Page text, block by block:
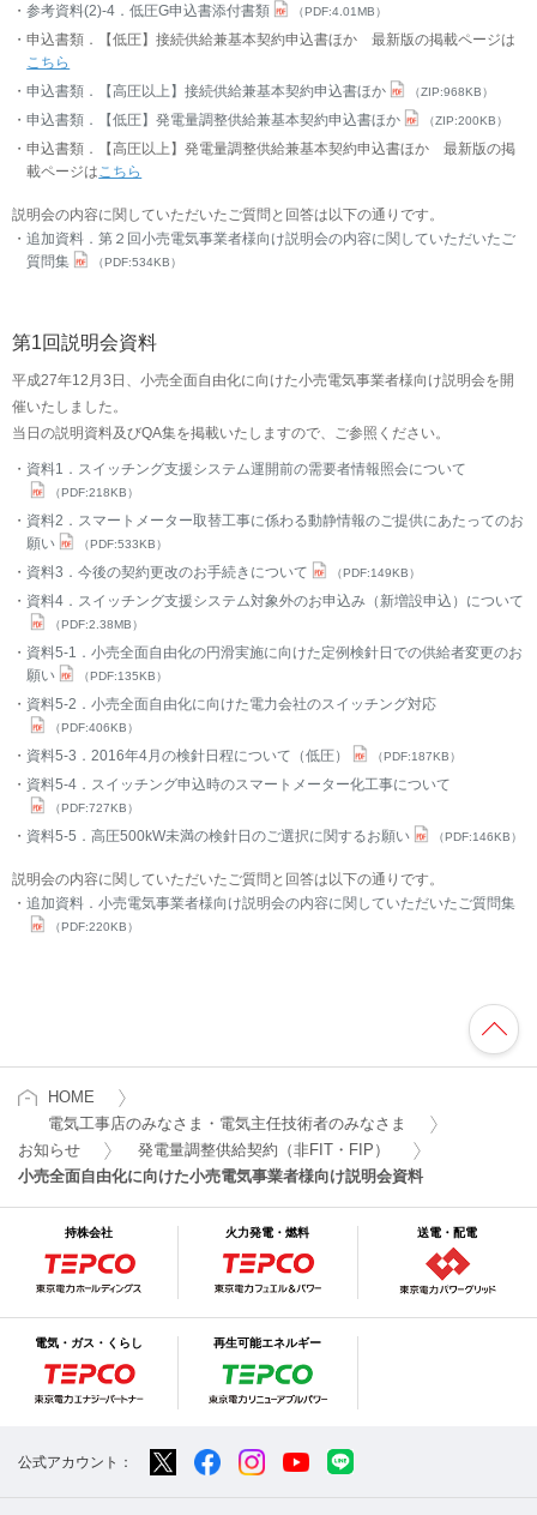
参考資料(2)-4．低圧G申込書添付書類 （PDF:4.01MB）
申込書類．【低圧】接続供給兼基本契約申込書ほか 最新版の掲載ページは
こちら
申込書類．【高圧以上】接続供給兼基本契約申込書ほか
（ZIP:968KB）
申込書類．【低圧】発電量調整供給兼基本契約申込書ほか （ZIP:200KB）
申込書類．【高圧以上】発電量調整供給兼基本契約申込書ほか 最新版の掲
載ページはこちら
説明会の内容に関していただいたご質問と回答は以下の通りです。
追加資料．第２回小売電気事業者様向け説明会の内容に関していただいたご
質問集
（PDF:534KB）
第1回説明会資料
平成27年12月3日、小売全面自由化に向けた小売電気事業者様向け説明会を開
催いたしました。
当日の説明資料及びQA集を掲載いたしますので、ご参照ください。
資料1．スイッチング支援システム運開前の需要者情報照会について
（PDF:218KB）
資料2．スマートメーター取替工事に係わる動静情報のご提供にあたってのお
願い
（PDF:533KB）
資料3．今後の契約更改のお手続きについて （PDF:149KB）
資料4．スイッチング支援システム対象外のお申込み（新増設申込）について
（PDF:2.38MB）
資料5-1．小売全面自由化の円滑実施に向けた定例検針日での供給者変更のお
願い
（PDF:135KB）
資料5-2．小売全面自由化に向けた電力会社のスイッチング対応
（PDF:406KB）
資料5-3．2016年4月の検針日程について（低圧） （PDF:187KB）
資料5-4．スイッチング申込時のスマートメーター化工事について
（PDF:727KB）
資料5-5．高圧500kW未満の検針日のご選択に関するお願い （PDF:146KB）
説明会の内容に関していただいたご質問と回答は以下の通りです。
追加資料．小売電気事業者様向け説明会の内容に関していただいたご質問集
（PDF:220KB）
HOME
電気工事店のみなさま・電気主任技術者のみなさま
お知らせ
発電量調整供給契約（非FIT・FIP）
小売全面自由化に向けた小売電気事業者様向け説明会資料
持株会社 火力発電・燃料 送電・配電
電気・ガス・くらし 再生可能エネルギー
公式アカウント：